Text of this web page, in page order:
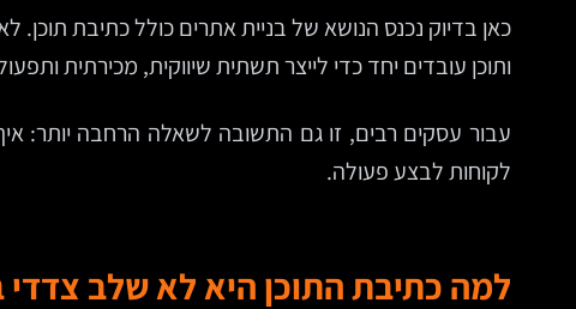
כאן בדיוק נכנס הנושא של בניית אתרים כולל כתיבת
ותוכן עובדים יחד כדי לייצר תשתית שיווקית, מכירתית
עבור עסקים רבים, זו גם התשובה לשאלה הרחבה יותר:
לקוחות לבצע פעולה.
למה כתיבת התוכן היא לא שלב צדדי